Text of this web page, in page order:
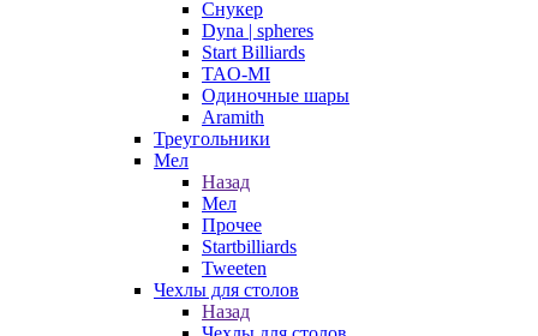
Снукер
Dyna | spheres
Start Billiards
TAO-MI
Одиночные шары
Aramith
Треугольники
Мел
Назад
Мел
Прочее
Startbilliards
Tweeten
Чехлы для столов
Назад